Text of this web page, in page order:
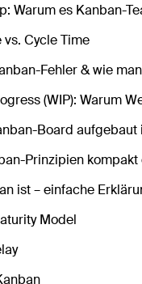
Warum es Kanban-
vs. Cycle Time
Fehler & wie
(WIP): Warum
Board aufgebaut
Prinzipien kompakt
ist – einfache
Model